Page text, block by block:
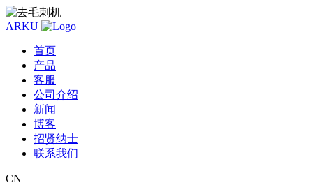
ARKU
首页
产品
客服
公司介绍
新闻
博客
招贤纳士
联系我们
CN